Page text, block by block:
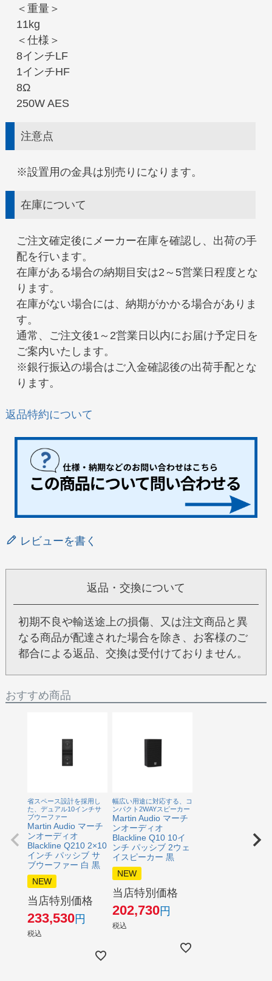
＜重量＞
11kg
＜仕様＞
8インチLF
1インチHF
8Ω
250W AES
注意点
※設置用の金具は別売りになります。
在庫について
ご注文確定後にメーカー在庫を確認し、出荷の手
配を行います。
在庫がある場合の納期目安は2～5営業日程度とな
ります。
在庫がない場合には、納期がかかる場合がありま
す。
通常、ご注文後1～2営業日以内にお届け予定日を
ご案内いたします。
※銀行振込の場合はご入金確認後の出荷手配とな
ります。
返品特約について
レビューを書く
返品・交換について
初期不良や輸送途上の損傷、又は注文商品と異
なる商品が配達された場合を除き、お客様のご
都合による返品、交換は受付けておりません。
おすすめ商品
省スペース設計を採用し
た、デュアル10インチサ
ブウーファー
Martin Audio マーチ
ンオーディオ
Blackline Q210 2×10
インチ パッシブ サ
ブウーファー 白 黒
NEW
当店特別価格
233,530
税込
幅広い用途に対応する、コ
ンパクト2WAYスピーカー
Martin Audio マーチ
ンオーディオ
Blackline Q10 10イ
ンチ パッシブ 2ウェ
イスピーカー 黒
NEW
当店特別価格
202,730
税込